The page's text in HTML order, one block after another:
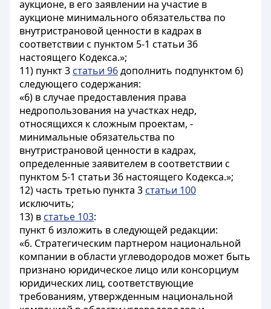
аукционе, в его заявлении на участие в
аукционе минимального обязательства по
внутристрановой ценности в кадрах в
соответствии с пунктом 5-1 статьи 36
настоящего Кодекса.»;
11) пункт 3 статьи 96дополнить подпунктом 6)
следующего содержания:
«6) в случае предоставления права
недропользования на участках недр,
относящихся к сложным проектам, -
минимальные обязательства по
внутристрановой ценности в кадрах,
определенные заявителем в соответствии с
пунктом 5-1 статьи 36 настоящего Кодекса.»;
12) часть третью пункта 3 статьи 100
исключить;
13) в статье 103:
пункт 6 изложить в следующей редакции:
«6. Стратегическим партнером национальной
компании в области углеводородов может быть
признано юридическое лицо или консорциум
юридических лиц, соответствующие
требованиям, утвержденным национальной